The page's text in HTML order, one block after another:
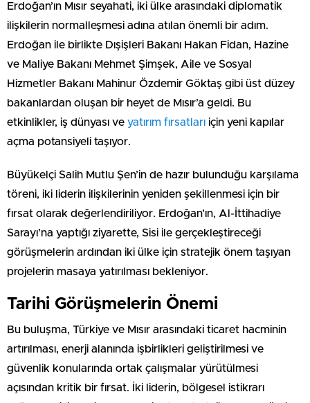
Erdoğan’ın Mısır seyahati, iki ülke arasındaki diplomatik
ilişkilerin normalleşmesi adına atılan önemli bir adım.
Erdoğan ile birlikte Dışişleri Bakanı Hakan Fidan, Hazine
ve Maliye Bakanı Mehmet Şimşek, Aile ve Sosyal
Hizmetler Bakanı Mahinur Özdemir Göktaş gibi üst düzey
bakanlardan oluşan bir heyet de Mısır’a geldi. Bu
etkinlikler, iş dünyası ve yatırım fırsatları için yeni kapılar
açma potansiyeli taşıyor.
Büyükelçi Salih Mutlu Şen’in de hazır bulunduğu karşılama
töreni, iki liderin ilişkilerinin yeniden şekillenmesi için bir
fırsat olarak değerlendiriliyor. Erdoğan’ın, Al-İttihadiye
Sarayı’na yaptığı ziyarette, Sisi ile gerçekleştireceği
görüşmelerin ardından iki ülke için stratejik önem taşıyan
projelerin masaya yatırılması bekleniyor.
Tarihi Görüşmelerin Önemi
Bu buluşma, Türkiye ve Mısır arasındaki ticaret hacminin
artırılması, enerji alanında işbirlikleri geliştirilmesi ve
güvenlik konularında ortak çalışmalar yürütülmesi
açısından kritik bir fırsat. İki liderin, bölgesel istikrarı